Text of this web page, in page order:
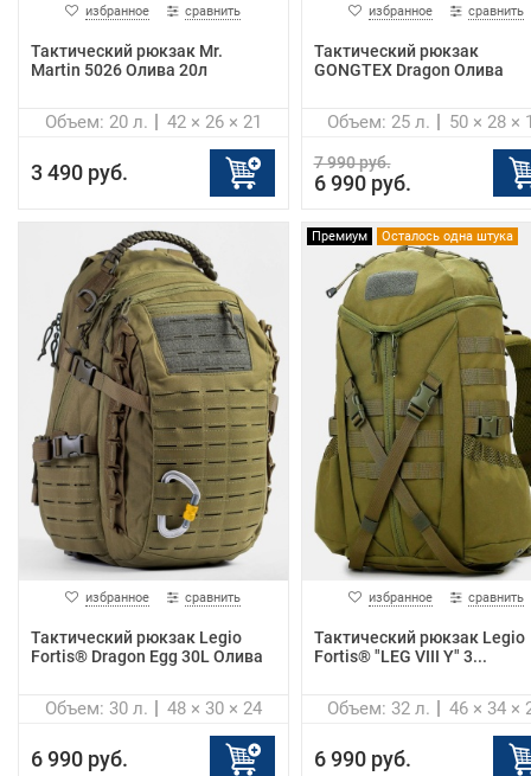
избранное сравнить
Тактический рюкзак Mr.
Martin 5026 Олива 20л
42 × 26 × 21
Объем: 20 л.
3 490 руб.
избранное сравнить
Тактический рюкзак
GONGTEX Dragon Олива
50 × 28 ×
Объем: 25 л.
7 990 руб.
6 990 руб.
избранное сравнить
Тактический рюкзак Legio
Fortis® Dragon Egg 30L Олива
48 × 30 × 24
Объем: 30 л.
6 990 руб.
Премиум Осталось одна штука
избранное сравнить
Тактический рюкзак Legio
Fortis® "LEG VIII Y" 3...
46 × 34 ×
Объем: 32 л.
6 990 руб.